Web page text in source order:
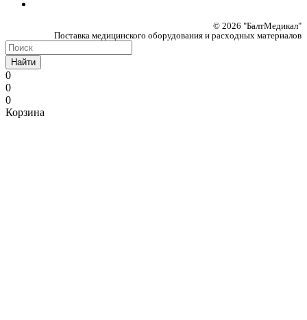
© 2026 "БалтМедикал"
Поставка медицинского оборудования и расходных материалов
Найти
0
0
0
Корзина